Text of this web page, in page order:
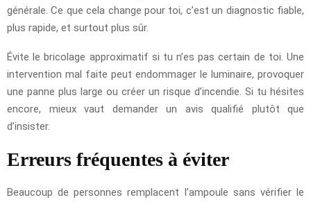
générale. Ce que cela change pour toi, c’est un diagnostic fiable,
plus rapide, et surtout plus sûr.
Évite le bricolage approximatif si tu n’es pas certain de toi. Une
intervention mal faite peut endommager le luminaire, provoquer
une panne plus large ou créer un risque d’incendie. Si tu hésites
encore, mieux vaut demander un avis qualifié plutôt que
d’insister.
Erreurs fréquentes à éviter
Beaucoup de personnes remplacent l’ampoule sans vérifier le